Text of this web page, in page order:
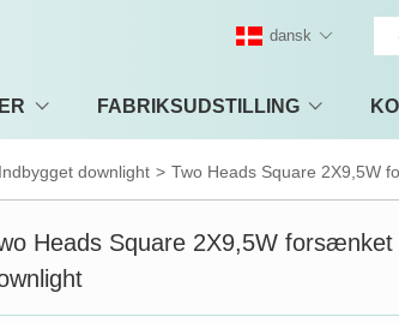
FABRIKSUDSTILLING
dansk
Indbygget downlight > Two Heads Square 2X9,5W
Heads Square 2X9,5W forsænket